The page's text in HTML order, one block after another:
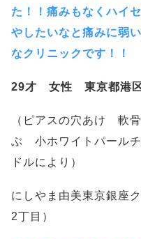
た！！痛みもなくハイ
やしたいなと痛みに弱
なクリニックです！！
29才 女性 東京都港
（ピアスの穴あけ 軟
ぶ 小ホワイトパール
ドルにより）
にしやま由美東京銀座
2丁目）